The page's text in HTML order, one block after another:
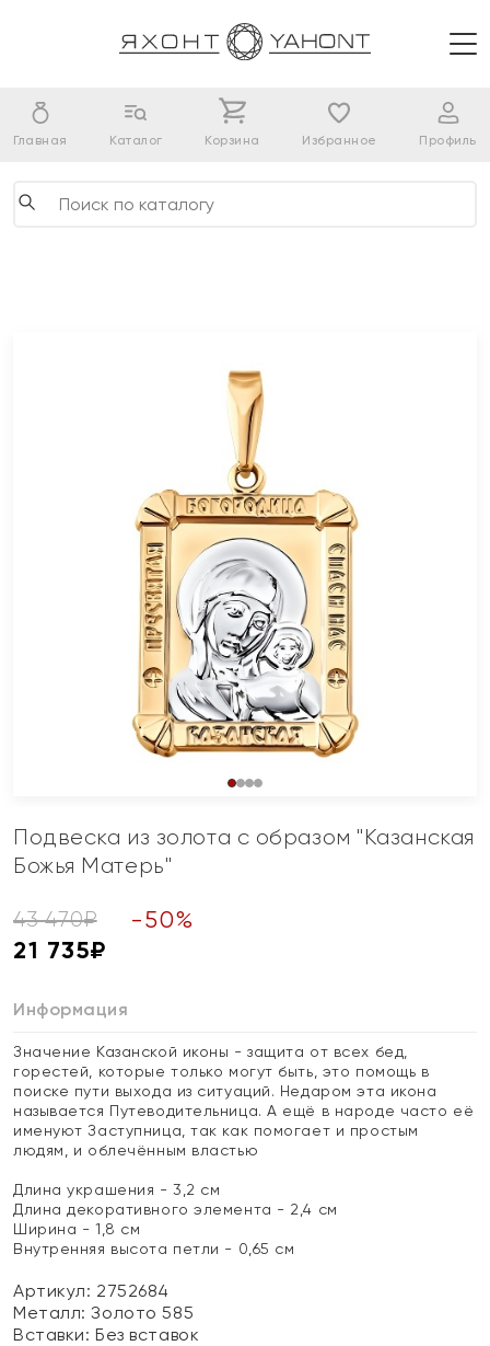
Главная Каталог Корзина Избранное Профиль
Подвеска из золота с образом "Казанская
Божья Матерь"
43 470₽ -50%
21 735₽
Информация
Значение Казанской иконы - защита от всех бед,
горестей, которые только могут быть, это помощь в
поиске пути выхода из ситуаций. Недаром эта икона
называется Путеводительница. А ещё в народе часто её
именуют Заступница, так как помогает и простым
людям, и облечённым властью
Длина украшения - 3,2 см
Длина декоративного элемента - 2,4 см
Ширина - 1,8 см
Внутренняя высота петли - 0,65 см
Артикул: 2752684
Металл:Золото 585
Вставки:Без вставок